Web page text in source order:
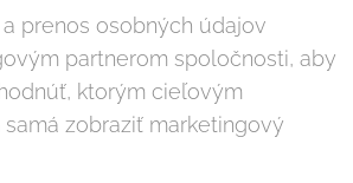
prenos osobných údajov
partnerom spoločnosti, aby
ktorým cieľovým
samá zobraziť marketingový